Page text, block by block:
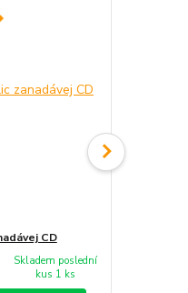
CD
Skladem poslední
kus 1 ks